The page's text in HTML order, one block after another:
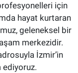
için
hayat kurtaran
geleneksel bir
merkezidir.
İzmir’in
ediyoruz.